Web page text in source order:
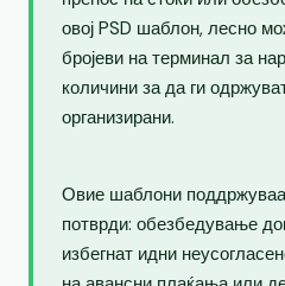
овој PSD шаблон, лесно
бројеви на терминал за
количини за да ги
организирани.
Овие шаблони
потврди: обезбедување
избегнат идни